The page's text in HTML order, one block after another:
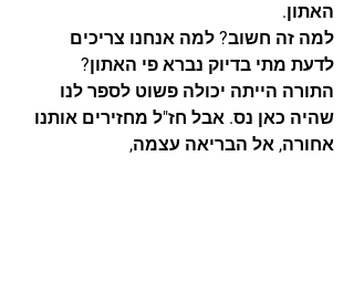
האתון.
למה זה חשוב? למה אנחנו צריכים
לדעת מתי בדיוק נברא פי האתון?
התורה הייתה יכולה פשוט לספר לנו
שהיה כאן נס. אבל חז"ל מחזירים אותנו
אחורה, אל הבריאה עצמה,